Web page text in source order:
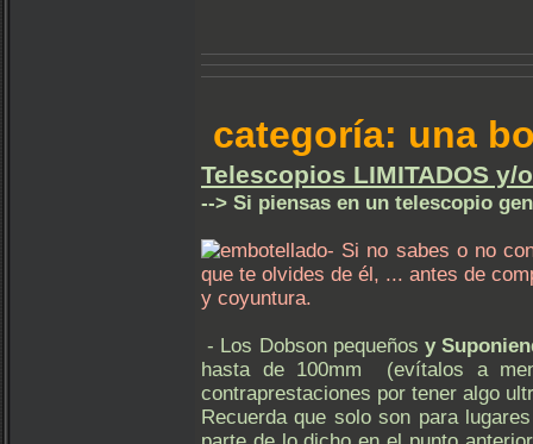
categoría: una
Telescopios LIMITADOS y/
--> Si piensas en un telescopio
- Si no sabes o no
que te olvides de él, ... antes de
y coyuntura.
- Los Dobson pequeños y
hasta de 100mm (evítalos a
contraprestaciones por tener algo
Recuerda que solo son para